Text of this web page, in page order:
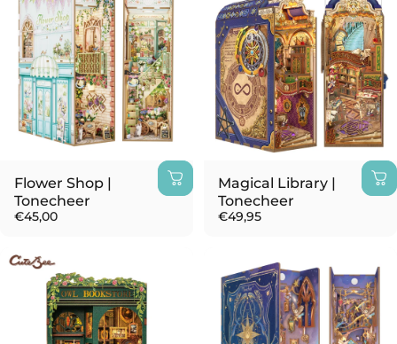
Flower Shop |
Tonecheer
€45,00
Magical Library |
Tonecheer
€49,95